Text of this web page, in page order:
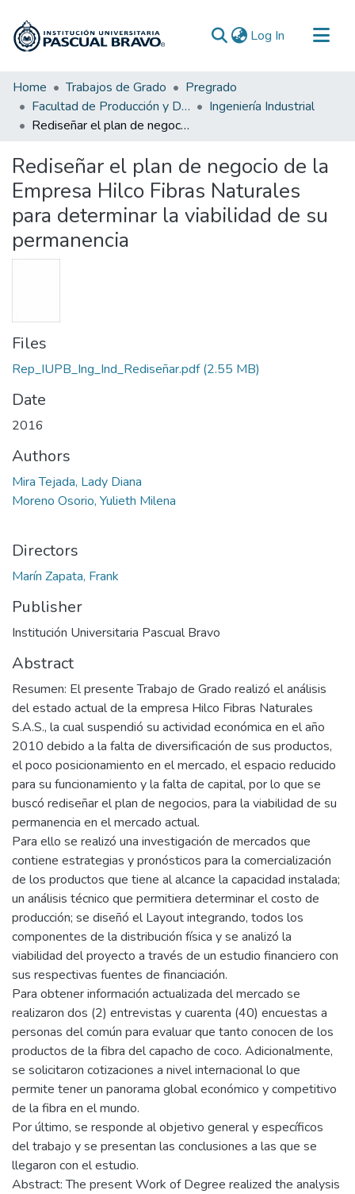
Log In (current)
Communities & Collections
All of DSpace
Statistics
Home Trabajos de Grado
Pregrado
Facultad de Producción y Diseño
Ingeniería Industrial
Rediseñar el plan de negocio de la Empresa Hilco Fibras Naturales para determinar la viabilidad de su permanencia
Rediseñar el plan de negocio de la
Empresa Hilco Fibras Naturales
para determinar la viabilidad de su
permanencia
Files
Rep_IUPB_Ing_Ind_Rediseñar.pdf(2.55 MB)
Date
2016
Authors
Mira Tejada, Lady Diana
Moreno Osorio, Yulieth Milena
Directors
Marín Zapata, Frank
Publisher
Institución Universitaria Pascual Bravo
Abstract
Resumen: El presente Trabajo de Grado realizó el análisis
del estado actual de la empresa Hilco Fibras Naturales
S.A.S., la cual suspendió su actividad económica en el año
2010 debido a la falta de diversificación de sus productos,
el poco posicionamiento en el mercado, el espacio reducido
para su funcionamiento y la falta de capital, por lo que se
buscó rediseñar el plan de negocios, para la viabilidad de su
permanencia en el mercado actual.
Para ello se realizó una investigación de mercados que
contiene estrategias y pronósticos para la comercialización
de los productos que tiene al alcance la capacidad instalada;
un análisis técnico que permitiera determinar el costo de
producción; se diseñó el Layout integrando, todos los
componentes de la distribución física y se analizó la
viabilidad del proyecto a través de un estudio financiero con
sus respectivas fuentes de financiación.
Para obtener información actualizada del mercado se
realizaron dos (2) entrevistas y cuarenta (40) encuestas a
personas del común para evaluar que tanto conocen de los
productos de la fibra del capacho de coco. Adicionalmente,
se solicitaron cotizaciones a nivel internacional lo que
permite tener un panorama global económico y competitivo
de la fibra en el mundo.
Por último, se responde al objetivo general y específicos
del trabajo y se presentan las conclusiones a las que se
llegaron con el estudio.
Abstract: The present Work of Degree realized the analysis